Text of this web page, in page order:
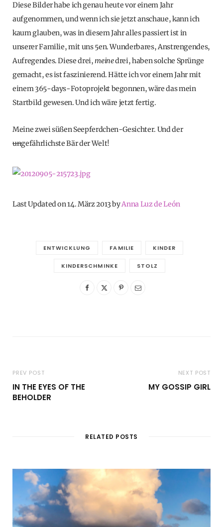
Diese Bilder habe ich genau heute vor einem Jahr
aufgenommen, und wenn ich sie jetzt anschaue, kann ich
kaum glauben, was in diesem Jahr alles passiert ist in
unserer Familie, mit uns 5en. Wunderbares, Anstrengendes,
Aufregendes. Diese drei,meinedrei, haben solche Sprünge
gemacht, es ist faszinierend. Hätte ich vor einem Jahr mit
einem 365-days-Fotoprojekt begonnen, wäre das mein
Startbild gewesen. Und ich wäre jetzt fertig.
Meine zwei süßen Seepferdchen-Gesichter. Und der
ungefährlichste Bär der Welt!
Last Updated on 14. März 2013 byAnna Luz de León
ENTWICKLUNG FAMILIE KINDER
KINDERSCHMINKE STOLZ
PREV POST
IN THE EYES OF THE
BEHOLDER
NEXT POST
MY GOSSIP GIRL
RELATED POSTS